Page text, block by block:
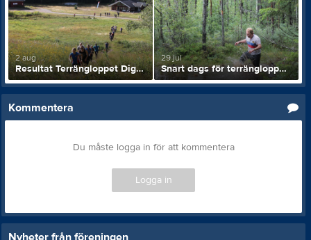
2 aug
Resultat Terrängloppet Digerdöden
29 jul
Snart dags för terrängloppet Digerdöden
Kommentera
Du måste logga in för att kommentera
Logga in
Nyheter från föreningen